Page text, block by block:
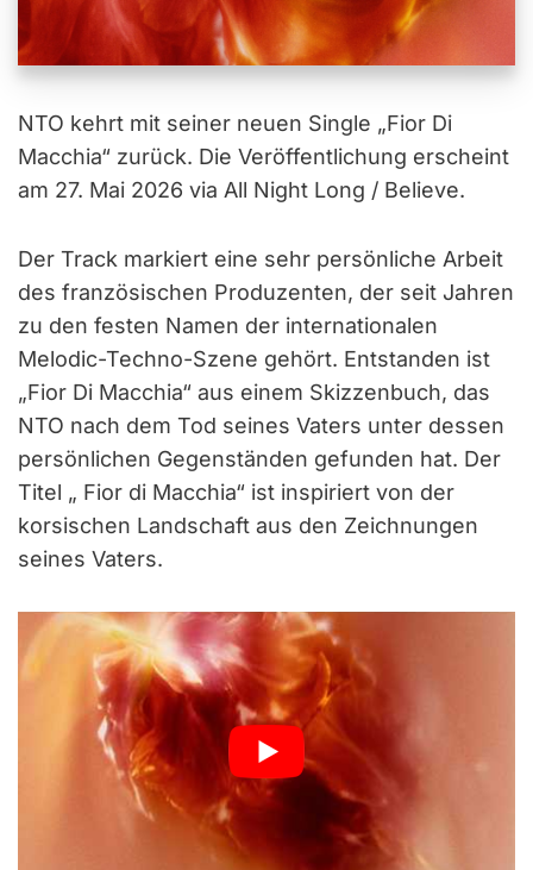
NTO kehrt mit seiner neuen Single „Fior Di
Macchia“ zurück. Die Veröffentlichung erscheint
am 27. Mai 2026 via All Night Long / Believe.
Der Track markiert eine sehr persönliche Arbeit
des französischen Produzenten, der seit Jahren
zu den festen Namen der internationalen
Melodic-Techno-Szene gehört. Entstanden ist
„Fior Di Macchia“ aus einem Skizzenbuch, das
NTO nach dem Tod seines Vaters unter dessen
persönlichen Gegenständen gefunden hat. Der
Titel „ Fior di Macchia“ ist inspiriert von der
korsischen Landschaft aus den Zeichnungen
seines Vaters.